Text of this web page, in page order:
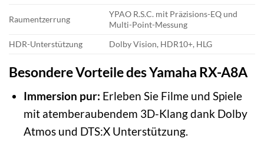
Raumentzerrung
YPAO R.S.C. mit Präzisions-EQ und
Multi-Point-Messung
HDR-Unterstützung
Dolby Vision, HDR10+, HLG
Besondere Vorteile des Yamaha RX-A8A
Immersion pur: Erleben Sie Filme und Spiele
mit atemberaubendem 3D-Klang dank Dolby
Atmos und DTS:X Unterstützung.